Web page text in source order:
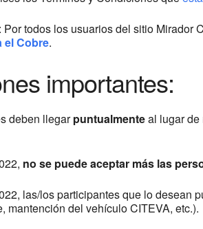
Por todos los usuarios del sitio Mirador
el Cobre.
importantes:
deben llegarpuntualmenteal lugar de
no se puede aceptar más las
las/los participantes que lo desean
mantención del vehículo CITEVA, etc.).